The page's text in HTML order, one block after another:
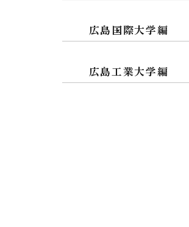
広島国際大学編
広島工業大学編